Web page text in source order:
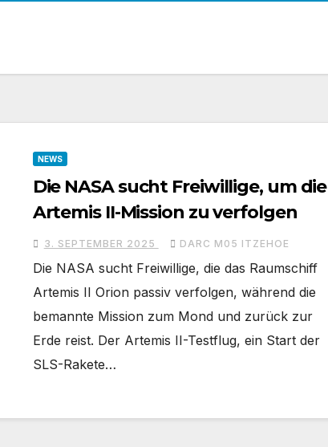
NEWS
Die NASA sucht Freiwillige, um die
Artemis II-Mission zu verfolgen
3. SEPTEMBER 2025 DARC M05 ITZEHOE
Die NASA sucht Freiwillige, die das Raumschiff
Artemis II Orion passiv verfolgen, während die
bemannte Mission zum Mond und zurück zur
Erde reist. Der Artemis II-Testflug, ein Start der
SLS-Rakete…